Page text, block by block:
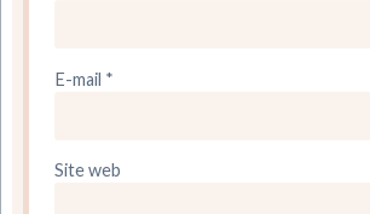
E-mail *
Site web